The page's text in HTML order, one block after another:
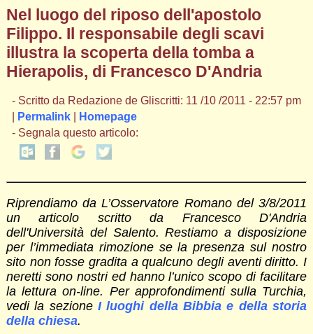
Nel luogo del riposo dell'apostolo
Filippo. Il responsabile degli scavi
illustra la scoperta della tomba a
Hierapolis, di Francesco D'Andria
- Scritto da Redazione de Gliscritti: 11 /10 /2011 - 22:57 pm
Permalink|
Homepage
- Segnala questo articolo:
Riprendiamo da L’Osservatore Romano del 3/8/2011
un articolo scritto da Francesco D'Andria
dell'Università del Salento. Restiamo a disposizione
per l’immediata rimozione se la presenza sul nostro
sito non fosse gradita a qualcuno degli aventi diritto. I
neretti sono nostri ed hanno l’unico scopo di facilitare
la lettura on-line. Per approfondimenti sulla Turchia,
vedi la sezione I luoghi della Bibbia e della storia
della chiesa.